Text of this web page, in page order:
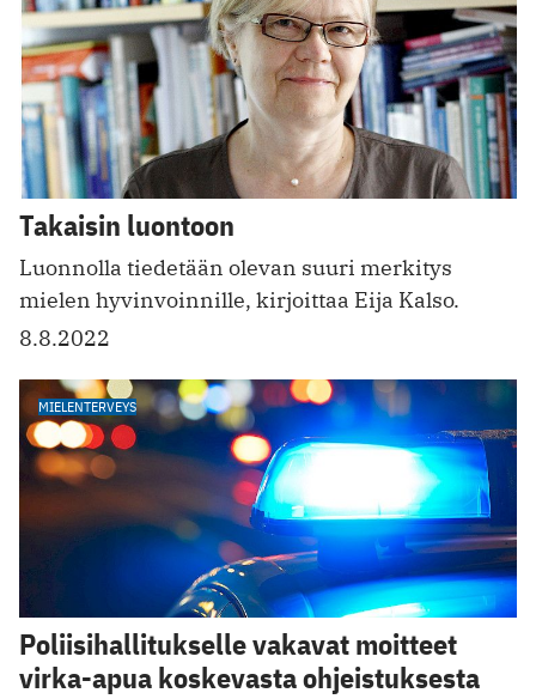
Takaisin luontoon
Luonnolla tiedetään olevan suuri merkitys
mielen hyvinvoinnille, kirjoittaa Eija Kalso.
8.8.2022
MIELENTERVEYS
Poliisihallitukselle vakavat moitteet
virka-apua koskevasta ohjeistuksesta